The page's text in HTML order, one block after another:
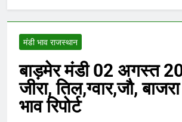
मंडी भाव राजस्थान
बाड़मेर मंडी 02 अगस्त
जीरा, तिल,ग्वार,जौ,
भाव रिपोर्ट